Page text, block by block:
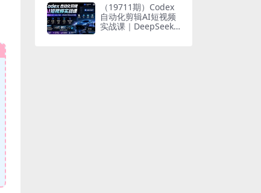
（19711期）Codex
自动化剪辑AI短视频
实战课｜DeepSeek